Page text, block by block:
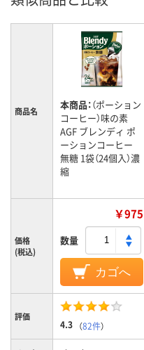
商品名 本商品：（ポーション
コーヒー）味の素
AGF ブレンディ ポ
ーションコーヒー
無糖 1袋（24個入）濃
縮
価格
(税込)
￥975
数量
カゴへ
評価
4.3 （82件）